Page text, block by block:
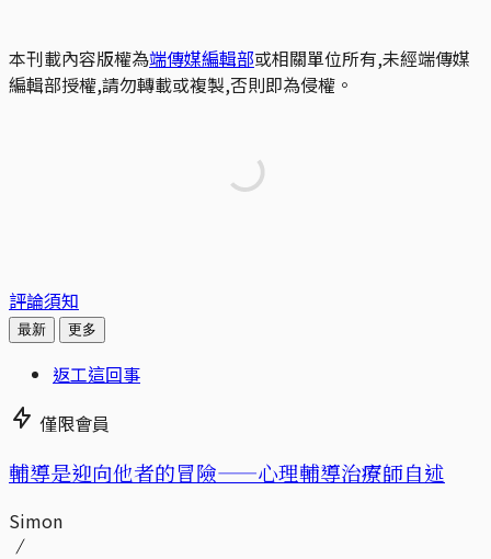
本刊載內容版權為端傳媒編輯部或相關單位所有,未經端傳媒
編輯部授權,請勿轉載或複製,否則即為侵權。
評論須知
最新 更多
返工這回事
僅限會員
輔導是迎向他者的冒險——心理輔導治療師自述
Simon